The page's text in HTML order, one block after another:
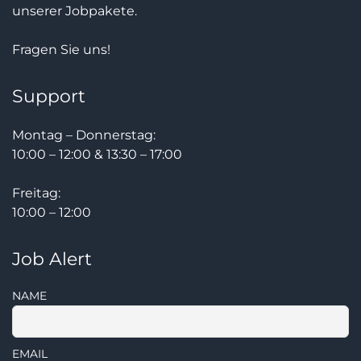
unserer Jobpakete.
Fragen Sie uns!
Support
Montag – Donnerstag:
10:00 – 12:00 & 13:30 – 17:00
Freitag:
10:00 – 12:00
Job Alert
NAME
EMAIL